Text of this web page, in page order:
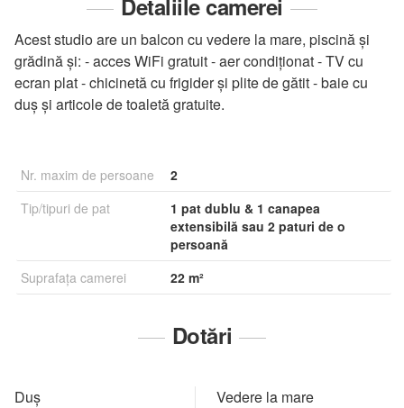
Acest studio are un balcon cu vedere la mare, piscină și
grădină şi: - acces WiFi gratuit - aer condiționat - TV cu
ecran plat - chicinetă cu frigider şi plite de gătit - baie cu
duş şi articole de toaletă gratuite.
Nr. maxim de persoane
2
Tip/tipuri de pat
1 pat dublu & 1 canapea
extensibilă sau 2 paturi de o
persoană
Suprafaţa camerei
22 m²
Dotări
Duş
Vedere la mare